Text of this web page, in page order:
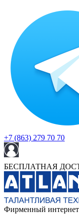
+7 (863) 279 70 70
БЕСПЛАТНАЯ
Фирменный